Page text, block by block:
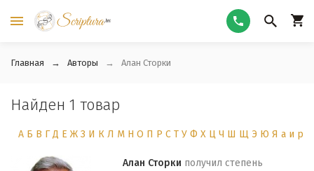
Главная Авторы Алан Сторки
Найден 1 товар
А Б В Г Д Е Ж З И К Л М Н О П Р С Т У Ф Х Ц Ч Ш Щ Э Ю Я а и р
Алан Сторки получил степень